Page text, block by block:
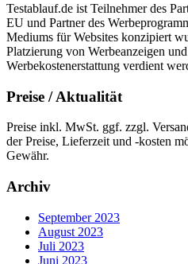
Testablauf.de ist Teilnehmer des
EU und Partner des
Mediums für Websites konzipiert
Platzierung von Werbeanzeigen
Werbekostenerstattung verdient
Preise / Aktualität
Preise inkl. MwSt. ggf. zzgl.
der Preise, Lieferzeit und -kosten
Gewähr.
Archiv
September 2023
August 2023
Juli 2023
Juni 2023